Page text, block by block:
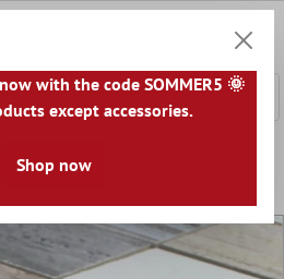
Mозайка Плочки
Прът R10/B
with the code SOMMER5 🌞
except accessories.
Shop now